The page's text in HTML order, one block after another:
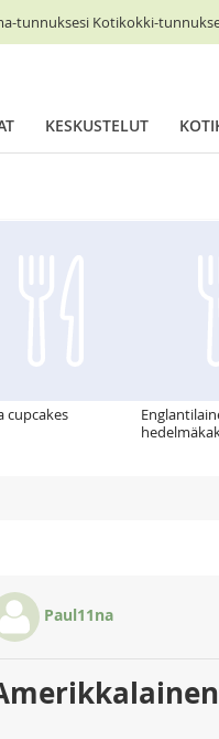
tunnuksesi Kotikokki-
KESKUSTELUT
cupcakes
Paul11na